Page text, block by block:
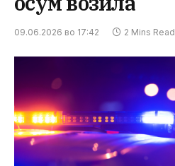
09.06.2026 во 17:42 2 Mins Read